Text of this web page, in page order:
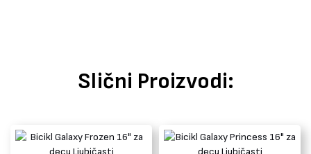
Slični Proizvodi: